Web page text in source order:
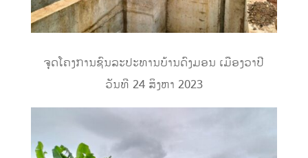
ຈຸດໂຄງການຊົນລະປະທານບ້ານດົງມອນ ເມືອງວາປີ
ວັນທີ 24 ສິງຫາ 2023